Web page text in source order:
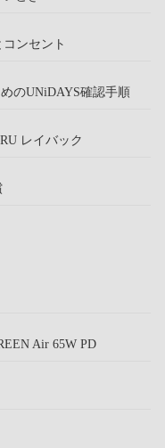
ンセント
のUNiDAYS確認手順
レイバック
Air 65W PD